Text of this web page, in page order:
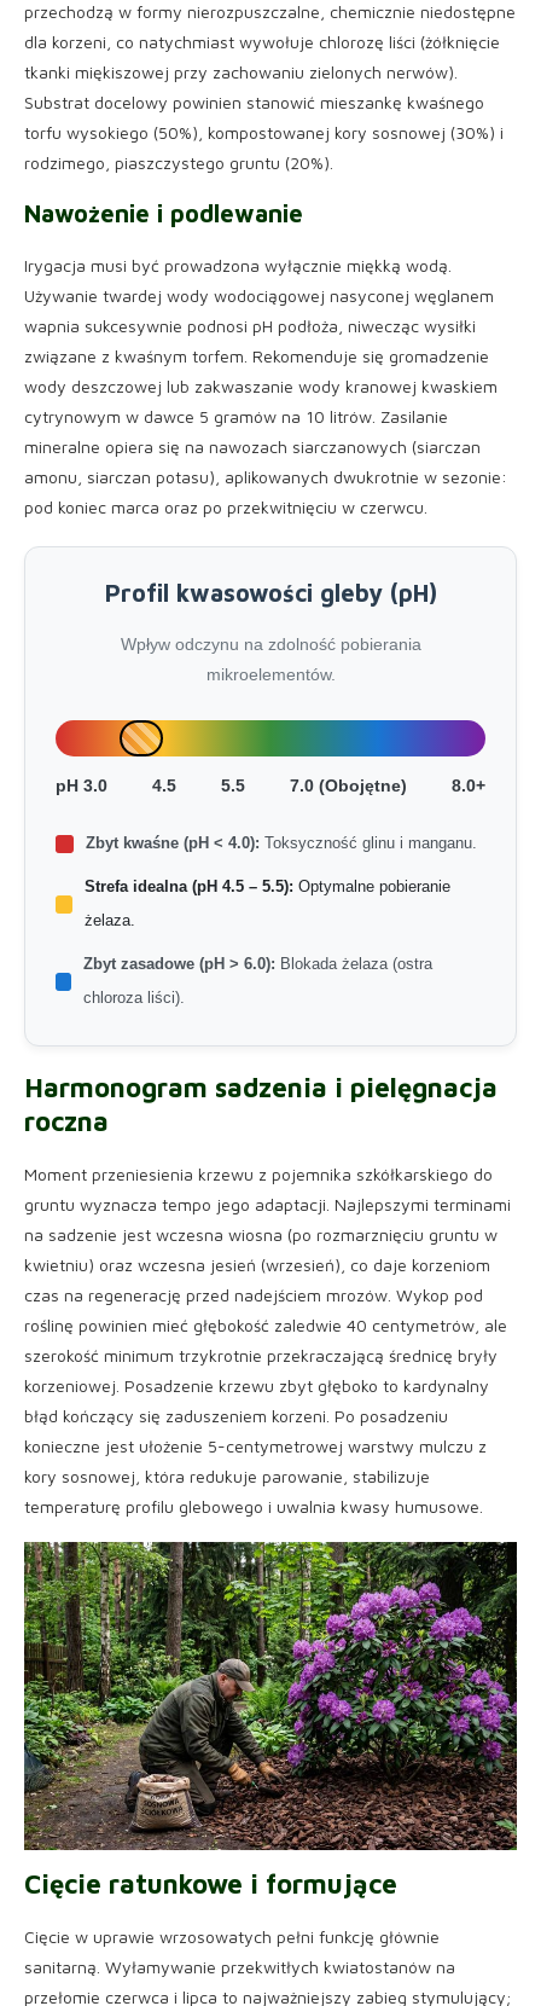
przechodzą w formy nierozpuszczalne, chemicznie niedostępne
dla korzeni, co natychmiast wywołuje chlorozę liści (żółknięcie
tkanki miękiszowej przy zachowaniu zielonych nerwów).
Substrat docelowy powinien stanowić mieszankę kwaśnego
torfu wysokiego (50%), kompostowanej kory sosnowej (30%) i
rodzimego, piaszczystego gruntu (20%).
Nawożenie i podlewanie
Irygacja musi być prowadzona wyłącznie miękką wodą.
Używanie twardej wody wodociągowej nasyconej węglanem
wapnia sukcesywnie podnosi pH podłoża, niwecząc wysiłki
związane z kwaśnym torfem. Rekomenduje się gromadzenie
wody deszczowej lub zakwaszanie wody kranowej kwaskiem
cytrynowym w dawce 5 gramów na 10 litrów. Zasilanie
mineralne opiera się na nawozach siarczanowych (siarczan
amonu, siarczan potasu), aplikowanych dwukrotnie w sezonie:
pod koniec marca oraz po przekwitnięciu w czerwcu.
Profil kwasowości gleby (pH)
Wpływ odczynu na zdolność pobierania
mikroelementów.
pH 3.0 4.5 5.5 7.0 (Obojętne) 8.0+
Zbyt kwaśne (pH < 4.0): Toksyczność glinu i manganu.
Strefa idealna (pH 4.5 – 5.5): Optymalne pobieranie
żelaza.
Zbyt zasadowe (pH > 6.0): Blokada żelaza (ostra
chloroza liści).
Harmonogram sadzenia i pielęgnacja
roczna
Moment przeniesienia krzewu z pojemnika szkółkarskiego do
gruntu wyznacza tempo jego adaptacji. Najlepszymi terminami
na sadzenie jest wczesna wiosna (po rozmarznięciu gruntu w
kwietniu) oraz wczesna jesień (wrzesień), co daje korzeniom
czas na regenerację przed nadejściem mrozów. Wykop pod
roślinę powinien mieć głębokość zaledwie 40 centymetrów, ale
szerokość minimum trzykrotnie przekraczającą średnicę bryły
korzeniowej. Posadzenie krzewu zbyt głęboko to kardynalny
błąd kończący się zaduszeniem korzeni. Po posadzeniu
konieczne jest ułożenie 5-centymetrowej warstwy mulczu z
kory sosnowej, która redukuje parowanie, stabilizuje
temperaturę profilu glebowego i uwalnia kwasy humusowe.
Cięcie ratunkowe i formujące
Cięcie w uprawie wrzosowatych pełni funkcję głównie
sanitarną. Wyłamywanie przekwitłych kwiatostanów na
przełomie czerwca i lipca to najważniejszy zabieg stymulujący;